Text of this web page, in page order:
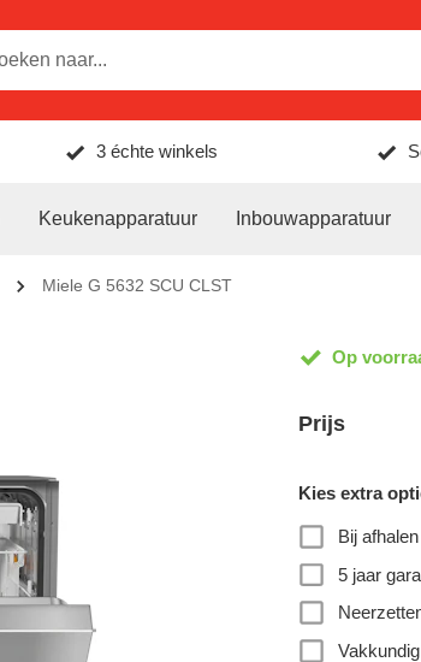
3 échte winkels
Keukenapparatuur Inbouwapparatuur
Miele G 5632 SCU CLST
Op
Prijs
Kies extra
Bij afhalen
5 jaar